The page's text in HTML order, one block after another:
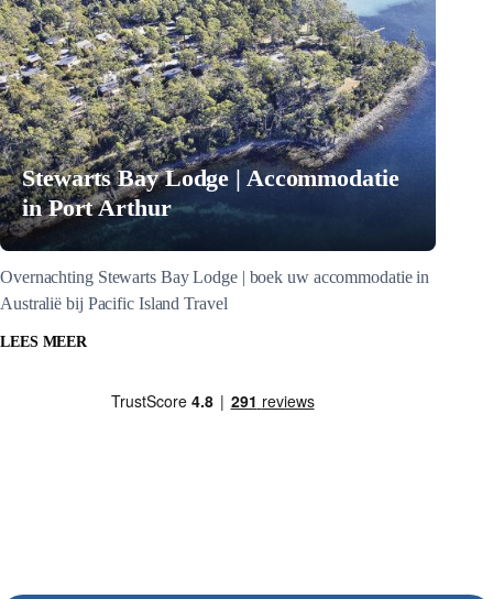
Stewarts Bay Lodge | Accommodatie
in Port Arthur
Overnachting Stewarts Bay Lodge | boek uw accommodatie in
Australië bij Pacific Island Travel
LEES MEER